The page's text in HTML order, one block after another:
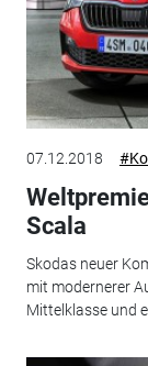
07.12.2018
Scala
Skodas neuer
mit modernerer
Mittelklasse und